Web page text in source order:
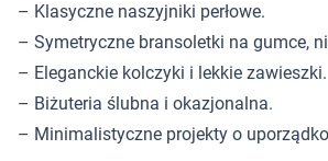
– Klasyczne naszyjniki perłowe.
– Symetryczne bransoletki na gumce,
– Eleganckie kolczyki i lekkie zawieszki.
– Biżuteria ślubna i okazjonalna.
– Minimalistyczne projekty o